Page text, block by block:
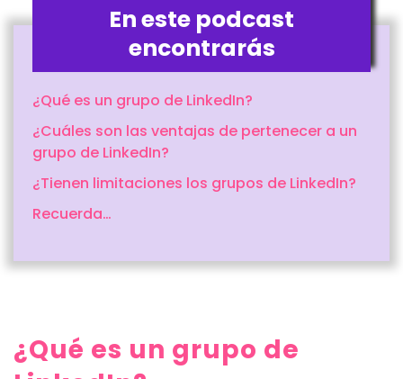
En este podcast
encontrarás
¿Qué es un grupo de LinkedIn?
¿Cuáles son las ventajas de pertenecer a un
grupo de LinkedIn?
¿Tienen limitaciones los grupos de LinkedIn?
Recuerda…
¿Qué es un grupo de